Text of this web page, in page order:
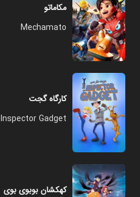
مکاماتو
Mechamato
کارگاه گجت
Inspector Gadget
کهکشان بوبوی بوی